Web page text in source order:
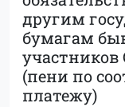
другим
бумагам
участников
(пени по
платежу)